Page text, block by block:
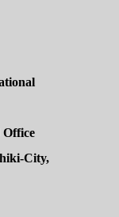
City,